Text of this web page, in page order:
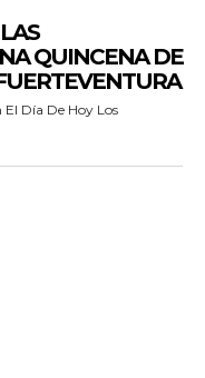
QUINCENA DE
Día De Hoy Los